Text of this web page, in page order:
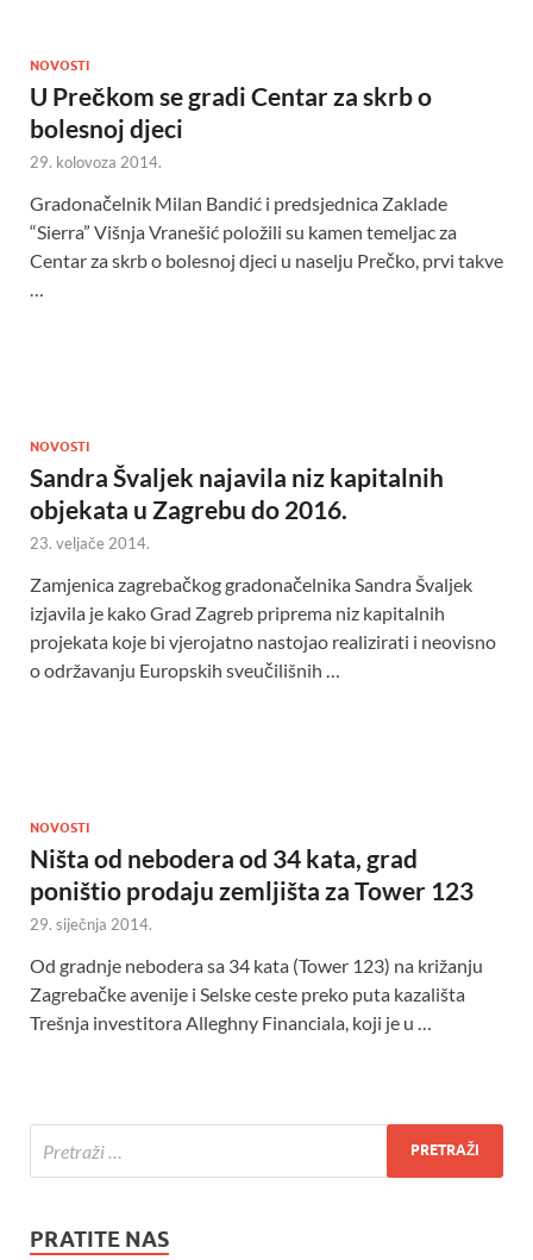
NOVOSTI
U Prečkom se gradi Centar za skrb o
bolesnoj djeci
29. kolovoza 2014.
Gradonačelnik Milan Bandić i predsjednica Zaklade
“Sierra” Višnja Vranešić položili su kamen temeljac za
Centar za skrb o bolesnoj djeci u naselju Prečko, prvi takve
NOVOSTI
Sandra Švaljek najavila niz kapitalnih
objekata u Zagrebu do 2016.
23. veljače 2014.
Zamjenica zagrebačkog gradonačelnika Sandra Švaljek
izjavila je kako Grad Zagreb priprema niz kapitalnih
projekata koje bi vjerojatno nastojao realizirati i neovisno
o održavanju Europskih sveučilišnih …
NOVOSTI
Ništa od nebodera od 34 kata, grad
poništio prodaju zemljišta za Tower 123
29. siječnja 2014.
Od gradnje nebodera sa 34 kata (Tower 123) na križanju
Zagrebačke avenije i Selske ceste preko puta kazališta
Trešnja investitora Alleghny Financiala, koji je u …
PRATITE NAS